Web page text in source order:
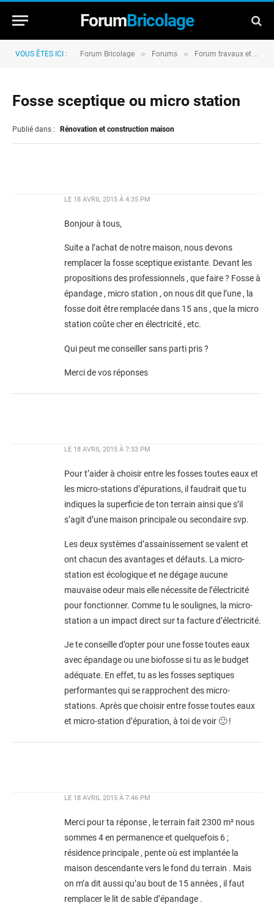
ForumBricolage
VOUS ÊTES ICI : Forum Bricolage » Forums » Forum travaux et rénovation
Fosse sceptique ou micro station
Publié dans : Rénovation et construction maison
LE 18 AVRIL 2015 À 4:35 PM
Bonjour à tous,
Suite a l’achat de notre maison, nous devons
remplacer la fosse sceptique existante. Devant les
propositions des professionnels , que faire ? Fosse à
épandage , micro station , on nous dit que l’une , la
fosse doit être remplacée dans 15 ans , que la micro
station coûte cher en électricité , etc.
Qui peut me conseiller sans parti pris ?
Merci de vos réponses
LE 18 AVRIL 2015 À 7:33 PM
Pour t’aider à choisir entre les fosses toutes eaux et
les micro-stations d’épurations, il faudrait que tu
indiques la superficie de ton terrain ainsi que s’il
s’agit d’une maison principale ou secondaire svp.
Les deux systèmes d’assainissement se valent et
ont chacun des avantages et défauts. La micro-
station est écologique et ne dégage aucune
mauvaise odeur mais elle nécessite de l’électricité
pour fonctionner. Comme tu le soulignes, la micro-
station a un impact direct sur ta facture d’électricité.
Je te conseille d’opter pour une fosse toutes eaux
avec épandage ou une biofosse si tu as le budget
adéquate. En effet, tu as les fosses septiques
performantes qui se rapprochent des micro-
stations. Après que choisir entre fosse toutes eaux
et micro-station d’épuration, à toi de voir 🙂 !
LE 18 AVRIL 2015 À 7:46 PM
Merci pour ta réponse , le terrain fait 2300 m² nous
sommes 4 en permanence et quelquefois 6 ;
résidence principale , pente où est implantée la
maison descendante vers le fond du terrain . Mais
on m’a dit aussi qu’au bout de 15 années , il faut
remplacer le lit de sable d’épandage .